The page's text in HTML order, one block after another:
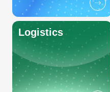
Logistics